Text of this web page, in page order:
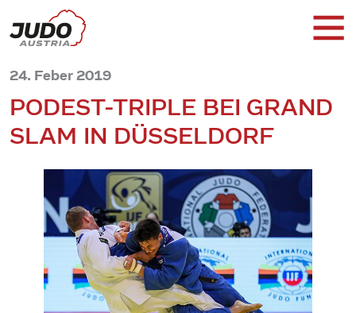
24. Feber 2019
PODEST-TRIPLE BEI GRAND
SLAM IN DÜSSELDORF